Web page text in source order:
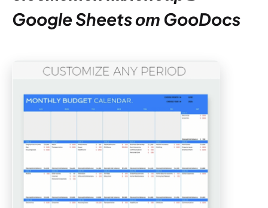
Google Sheets от GooDocs